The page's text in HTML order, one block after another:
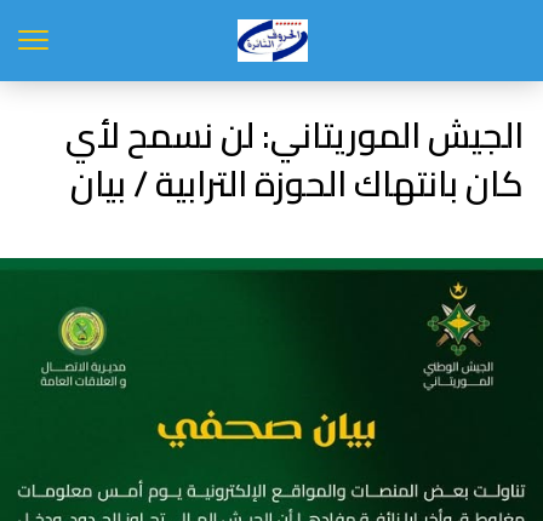
الجيش الموريتاني: لن نسمح لأي
كان بانتهاك الحوزة الترابية / بيان